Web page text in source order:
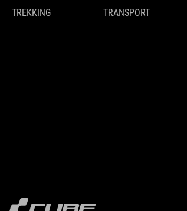
TREKKING
TRANSPORT